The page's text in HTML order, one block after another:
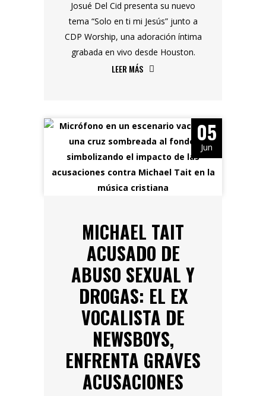
Josué Del Cid presenta su nuevo
tema “Solo en ti mi Jesús” junto a
CDP Worship, una adoración íntima
grabada en vivo desde Houston.
LEER MÁS
05
Jun
MICHAEL TAIT
ACUSADO DE
ABUSO SEXUAL Y
DROGAS: EL EX
VOCALISTA DE
NEWSBOYS,
ENFRENTA GRAVES
ACUSACIONES